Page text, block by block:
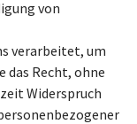
von
verarbeitet, um
das Recht, ohne
Widerspruch